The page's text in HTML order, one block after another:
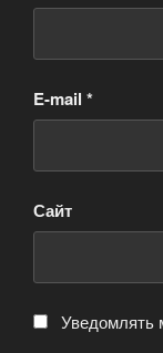
E-mail *
Сайт
Уведомлять